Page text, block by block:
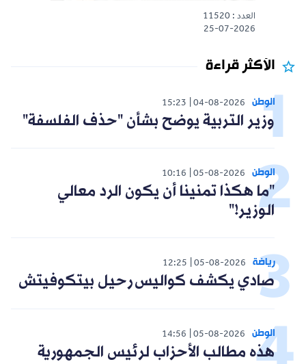
العدد : 11520
25-07-2026
الأكثر قراءة
الوطن 04-08-2026
15:23
وزير التربية يوضح بشأن "حذف الفلسفة"
الوطن 05-08-2026
10:16
"ما هكذا تمنينا أن يكون الرد معالي
الوزير!"
رياضة 05-08-2026
12:25
صادي يكشف كواليس رحيل بيتكوفيتش
الوطن 05-08-2026
14:56
هذه مطالب الأحزاب لرئيس الجمهورية